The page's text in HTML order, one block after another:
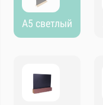
А5 светлый